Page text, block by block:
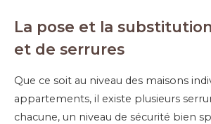
La pose et la
et de serrures
Que ce soit au niveau des maisons
appartements, il existe plusieurs
chacune, un niveau de sécurité bien